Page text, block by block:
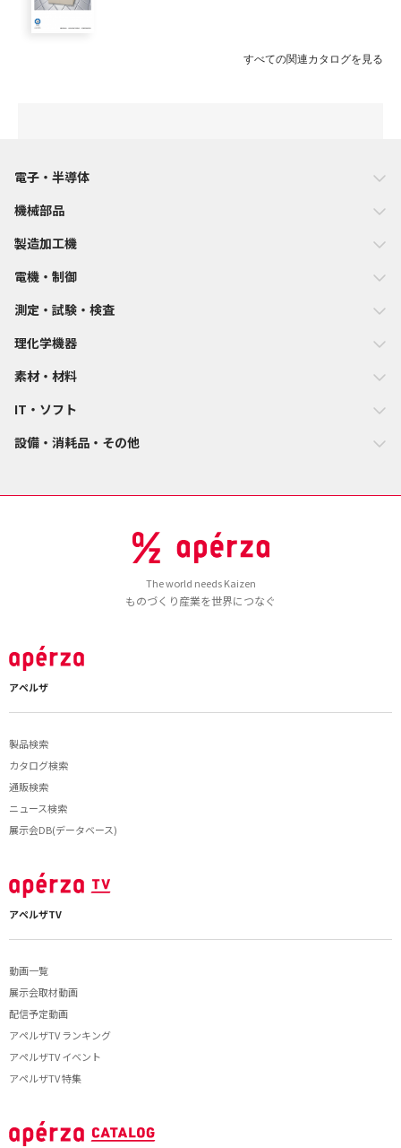
13485 認証取得 本 社 〒344-0014 埼玉県春日部市豊野町2-6-5
TEL. 048-735-1241 FAX. 048-733-2384 大 阪 支 店 〒530-0043 大
事務所 〒983-0833 仙台市宮城野区東仙台2-12-43-101 TEL. 022-
すべての関連カタログを見る
電子・半導体
機械部品
製造加工機
電機・制御
測定・試験・検査
理化学機器
素材・材料
IT・ソフト
設備・消耗品・その他
The world needs Kaizen
ものづくり産業を世界につなぐ
アペルザ
製品検索
カタログ検索
通販検索
ニュース検索
展示会DB(データベース)
アペルザTV
動画一覧
展示会取材動画
配信予定動画
アペルザTV ランキング
アペルザTV イベント
アペルザTV 特集